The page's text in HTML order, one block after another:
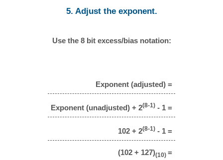
5. Adjust the exponent.
Use the 8 bit excess/bias notation:
Exponent (adjusted) =
Exponent (unadjusted) + 2(8-1) - 1 =
102 + 2(8-1) - 1 =
(102 + 127)(10) =